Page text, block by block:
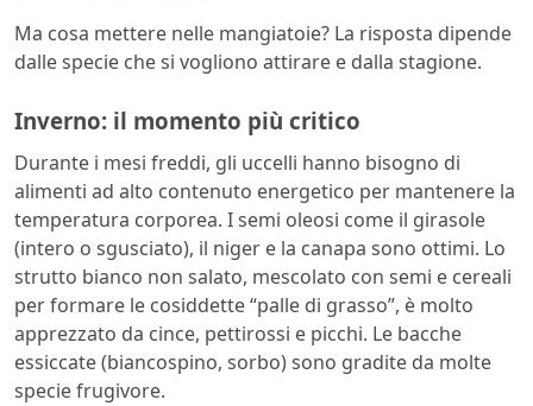
Ma cosa mettere nelle mangiatoie? La risposta dipende
dalle specie che si vogliono attirare e dalla stagione.
Inverno: il momento più critico
Durante i mesi freddi, gli uccelli hanno bisogno di
alimenti ad alto contenuto energetico per mantenere la
temperatura corporea. I semi oleosi come il girasole
(intero o sgusciato), il niger e la canapa sono ottimi. Lo
strutto bianco non salato, mescolato con semi e cereali
per formare le cosiddette “palle di grasso”, è molto
apprezzato da cince, pettirossi e picchi. Le bacche
essiccate (biancospino, sorbo) sono gradite da molte
specie frugivore.